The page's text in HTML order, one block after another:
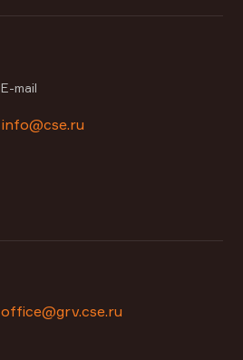
E-mail
info@cse.ru
office@grv.cse.ru